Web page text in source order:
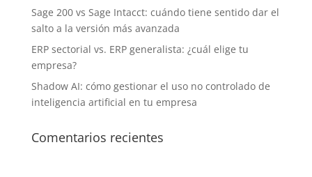
Sage 200 vs Sage Intacct: cuándo tiene sentido dar el
salto a la versión más avanzada
ERP sectorial vs. ERP generalista: ¿cuál elige tu
empresa?
Shadow AI: cómo gestionar el uso no controlado de
inteligencia artificial en tu empresa
Comentarios recientes